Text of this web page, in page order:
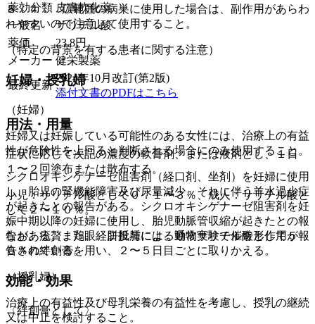
８．４． 広範囲の病巣に使用した場合は、副作用があらわ
れやすいので注意して使用すること。
（特定の背景を有する患者に関する注意）
妊婦・授乳婦
（妊婦）
妊婦又は妊娠している可能性のある女性には、治療上の有益
性が危険性を上回ると判断される場合にのみ使用すること。
シクロオキシゲナーゼ阻害剤（経口剤、坐剤）を妊婦に使用
し、胎児の腎機能障害及び尿量減少、それに伴う羊水過少症
が起きたとの報告がある。シクロオキシゲナーゼ阻害剤を妊
娠中期以降の妊婦に使用し、胎児動脈管収縮が起きたとの報
告がある。また、経口投与による動物実験で催奇形作用が報
告されている。
（授乳婦）
治療上の有益性及び母乳栄養の有益性を考慮し、授乳の継続
又は中止を検討すること。
薬効分類 皮膚軟化薬
一般名
サリチル酸
薬価
23.8円
メーカー 健栄製薬
最終更新
2024年10月改訂(第2版)
添付文書のPDFはこちら
用法・用量
症状に応じて次記の濃度の軟膏剤、または液剤とし、１日
１〜２回塗布または散布する。
小児：サリチル酸として０．１〜３％、成人：サリチル酸と
して２〜１０％。
なお、疣贅、鶏眼、胼胝腫には、通常サリチル酸として５
０％の絆創膏を用い、２〜５日目ごとに取りかえる。
効能・効果
〈絆創膏として〉